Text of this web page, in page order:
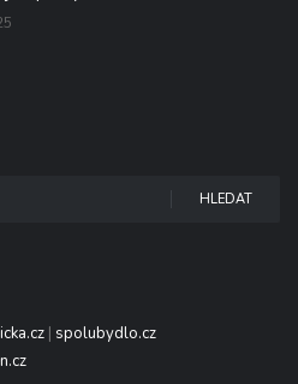
HLEDAT
| spolubydlo.cz